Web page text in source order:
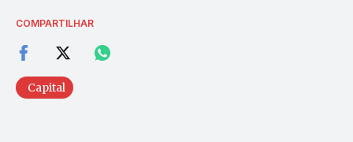
COMPARTILHAR
Capital